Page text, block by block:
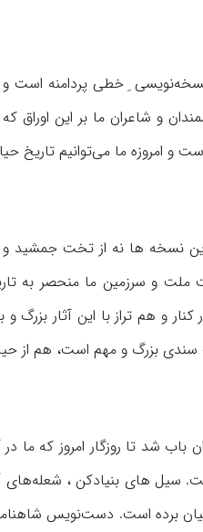
خطی پردامنه است و
و شاعران ما بر این
و امروزه ما می‌توانیم
نسخه ها نه از تخت جمشید
ملت و سرزمین ما منحصر به
و هم تراز با این آثار
سندی بزرگ و مهم است، هم
باب شد تا روزگار امروز كه
است. سیل های بنیاد‌كن ،
برده است. دست‌نویس